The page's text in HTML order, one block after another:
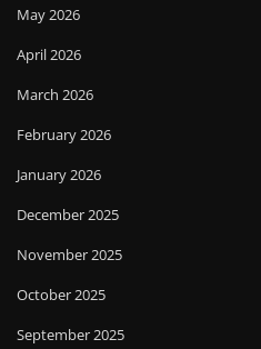
May 2026
April 2026
March 2026
February 2026
January 2026
December 2025
November 2025
October 2025
September 2025